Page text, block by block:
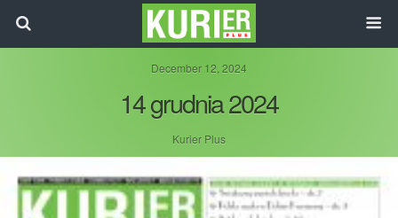
December 12, 2024
14 grudnia 2024
Kurier Plus